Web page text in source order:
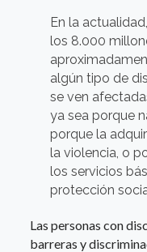
En la
los 8.000
algún tipo de
se ven
ya sea porque
porque la
la violencia, o
los servicios
protección
Las personas con
barreras y